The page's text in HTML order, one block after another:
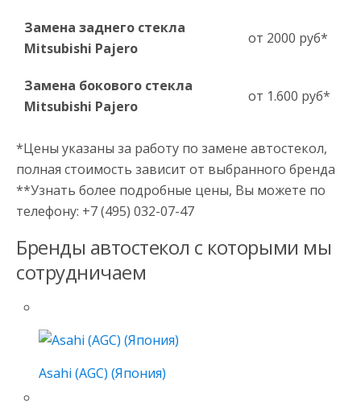
Замена заднего стекла
Mitsubishi Pajero
от 2000 руб*
Замена бокового стекла
Mitsubishi Pajero
от 1.600 руб*
*Цены указаны за работу по замене автостекол,
полная стоимость зависит от выбранного бренда
**Узнать более подробные цены, Вы можете по
телефону: +7 (495) 032-07-47
Бренды автостекол с которыми мы
сотрудничаем
Asahi (AGC) (Япония)